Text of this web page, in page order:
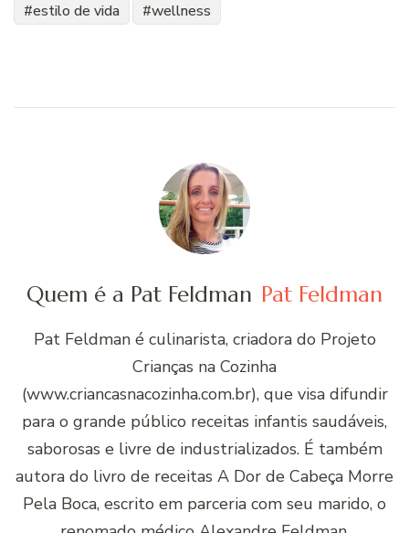
estilo de vida
wellness
Quem é a Pat Feldman Pat Feldman
Pat Feldman é culinarista, criadora do Projeto
Crianças na Cozinha
(www.criancasnacozinha.com.br), que visa difundir
para o grande público receitas infantis saudáveis,
saborosas e livre de industrializados. É também
autora do livro de receitas A Dor de Cabeça Morre
Pela Boca, escrito em parceria com seu marido, o